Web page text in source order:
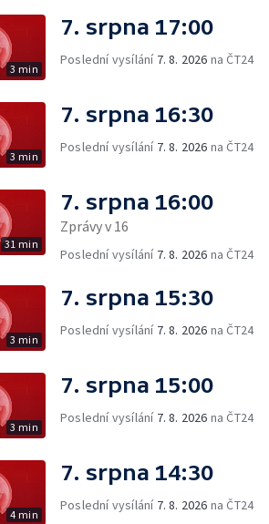
3 min
7. srpna 17:00
Poslední vysílání 7. 8. 2026 na ČT24
3 min
7. srpna 16:30
Poslední vysílání 7. 8. 2026 na ČT24
31 min
7. srpna 16:00
Zprávy v 16
Poslední vysílání 7. 8. 2026 na ČT24
3 min
7. srpna 15:30
Poslední vysílání 7. 8. 2026 na ČT24
3 min
7. srpna 15:00
Poslední vysílání 7. 8. 2026 na ČT24
4 min
7. srpna 14:30
Poslední vysílání 7. 8. 2026 na ČT24